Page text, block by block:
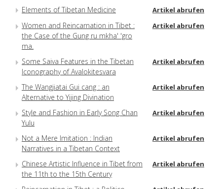
Elements of Tibetan Medicine Artikel abrufen
Women and Reincarnation in Tibet :
the Case of the Gung ru mkha' 'gro
ma.
Artikel abrufen
Some Saiva Features in the Tibetan
Iconography of Avalokitesvara
Artikel abrufen
The Wangjiatai Gui cang : an
Alternative to Yijing Divination
Artikel abrufen
Style and Fashion in Early Song Chan
Yulu
Artikel abrufen
Not a Mere Imitation : Indian
Narratives in a Tibetan Context
Artikel abrufen
Chinese Artistic Influence in Tibet from
the 11th to the 15th Century
Artikel abrufen